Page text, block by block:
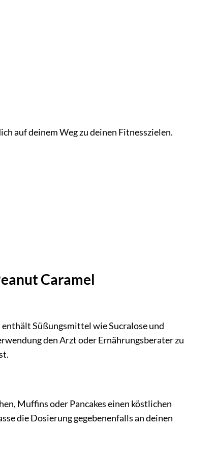
auf deinem Weg zu deinen Fitnesszielen.
Caramel
enthält Süßungsmittel wie Sucralose und
den Arzt oder Ernährungsberater zu
Muffins oder Pancakes einen köstlichen
die Dosierung gegebenenfalls an deinen